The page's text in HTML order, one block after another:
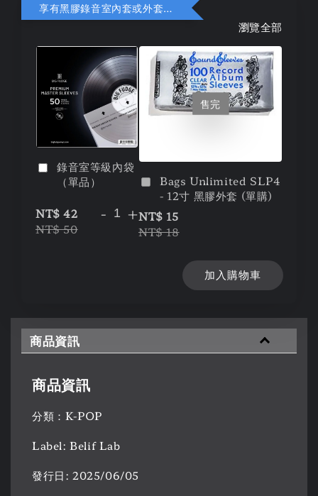
享有黑膠錄音室內套或外套折扣
瀏覽全部
錄音室等級內袋
（單品）
NT$ 42
NT$ 50
- +
售完
Bags Unlimited SLP4
- 12寸 黑膠外套 (單購)
NT$ 15
NT$ 18
加入購物車
商品資訊
商品資訊
分類：K-POP
Label: Belif Lab
發行日: 2025/06/05